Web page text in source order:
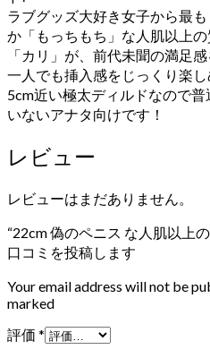
ラブグッズ大好き女子から最
か「もっちもち」な人肌以上
「カリ」が、前代未聞の満足
一人でも挿入感をじっくり楽
5cm近い極太ディルドなので
いないアナタ向けです！
レビュー
レビューはまだありません。
“22cm 偽のペニス な人肌以上
口コミを投稿します
Your email address will not be
marked
評価 *